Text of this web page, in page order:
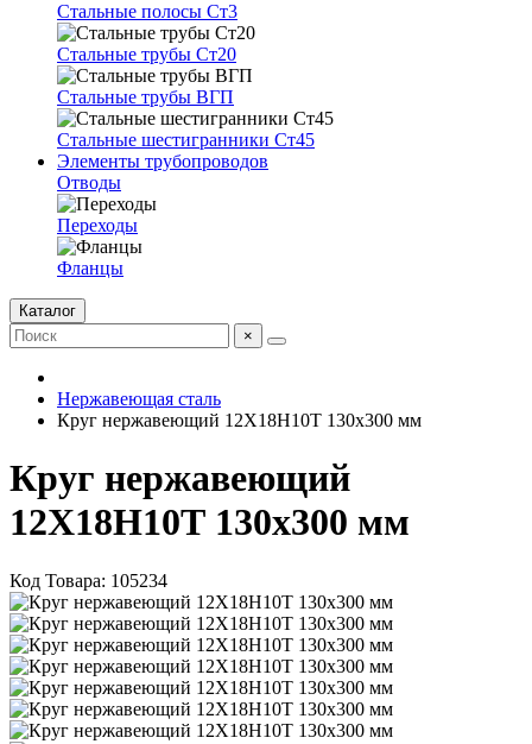
Стальные полосы Ст3
Стальные трубы Ст20
Стальные трубы ВГП
Стальные шестигранники Ст45
Элементы трубопроводов
Отводы
Переходы
Фланцы
Каталог
×
Нержавеющая сталь
Круг нержавеющий 12Х18Н10Т 130х300 мм
Круг нержавеющий
12Х18Н10Т 130х300 мм
Код Товара: 105234